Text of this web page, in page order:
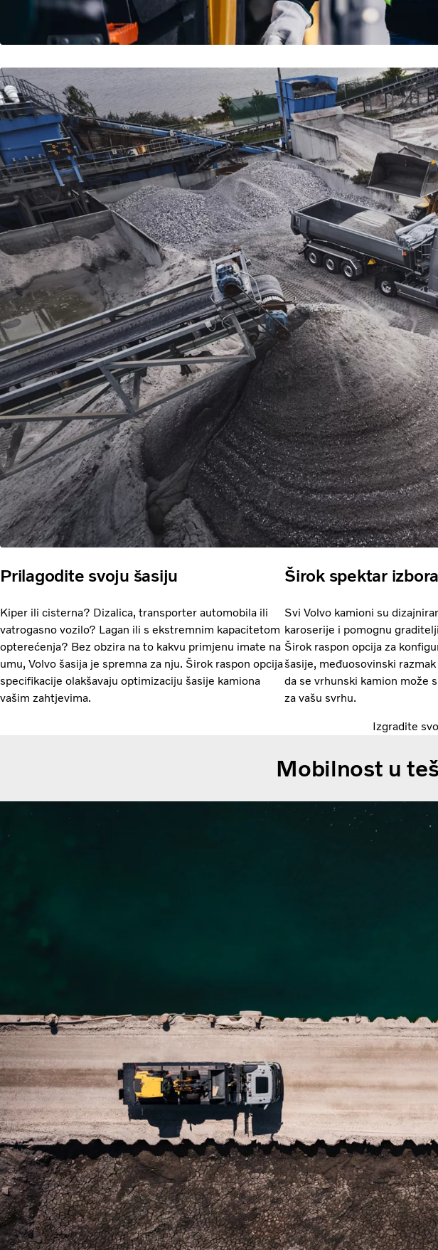
Prilagodite svoju šasiju
Kiper ili cisterna? Dizalica, transporter automobila ili
vatrogasno vozilo? Lagan ili s ekstremnim kapacitetom
opterećenja? Bez obzira na to kakvu primjenu imate na
umu, Volvo šasija je spremna za nju. Širok raspon opcija
specifikacije olakšavaju optimizaciju šasije kamiona
vašim zahtjevima.
Širok spektar izbora
Svi Volvo kamioni su
karoserije i pomognu
Širok raspon opcija za
šasije, međuosovinski
da se vrhunski kamion može
za vašu svrhu.
Izgradite
Mobilnost u